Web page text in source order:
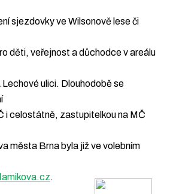
sjezdovky ve Wilsonově lese či
děti, veřejnost a důchodce v areálu
Lechové ulici. Dlouhodobě se
i celostátně, zastupitelkou na MČ
města Brna byla již ve volebním
.